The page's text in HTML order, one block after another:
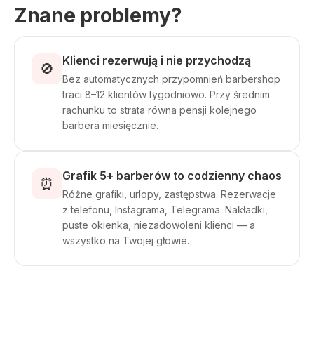
Znane problemy?
🚫 Klienci rezerwują i nie przychodzą
Bez automatycznych przypomnień barbershop
traci 8–12 klientów tygodniowo. Przy średnim
rachunku to strata równa pensji kolejnego
barbera miesięcznie.
⏰ Grafik 5+ barberów to codzienny chaos
Różne grafiki, urlopy, zastępstwa. Rezerwacje
z telefonu, Instagrama, Telegrama. Nakładki,
puste okienka, niezadowoleni klienci — a
wszystko na Twojej głowie.